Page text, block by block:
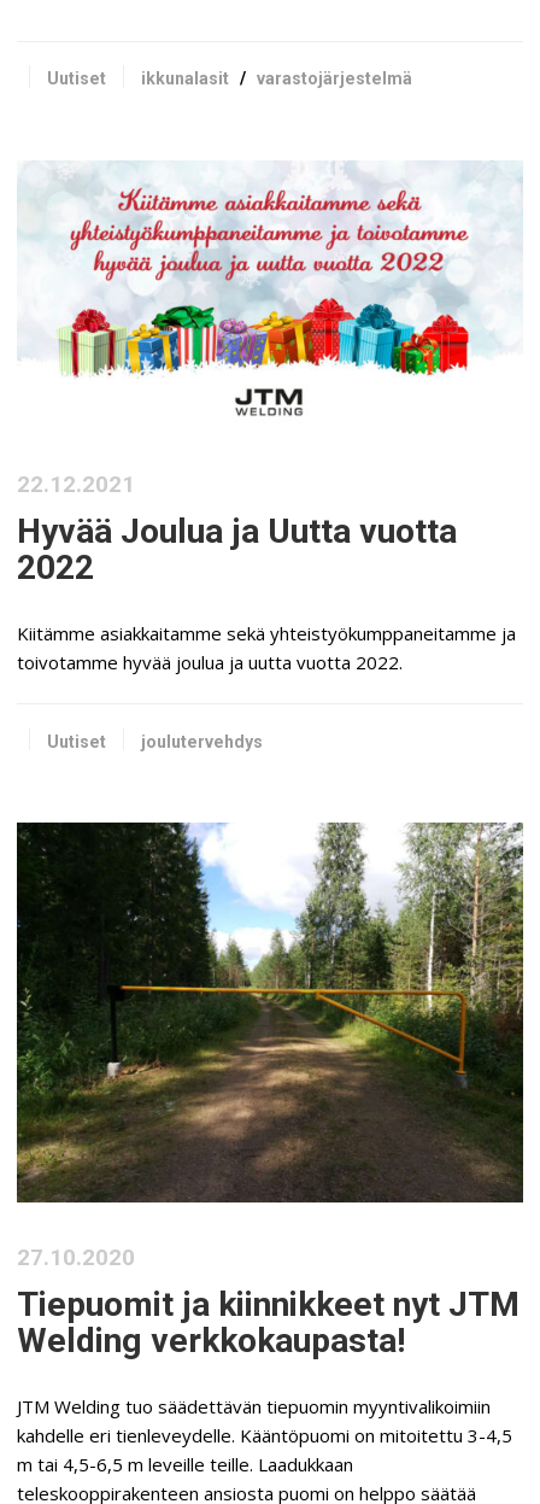
Uutiset ikkunalasit/ varastojärjestelmä
22.12.2021
Hyvää Joulua ja Uutta vuotta
2022
Kiitämme asiakkaitamme sekä yhteistyökumppaneitamme ja
toivotamme hyvää joulua ja uutta vuotta 2022.
Uutiset joulutervehdys
27.10.2020
Tiepuomit ja kiinnikkeet nyt JTM
Welding verkkokaupasta!
JTM Welding tuo säädettävän tiepuomin myyntivalikoimiin
kahdelle eri tienleveydelle. Kääntöpuomi on mitoitettu 3-4,5
m tai 4,5-6,5 m leveille teille. Laadukkaan
teleskooppirakenteen ansiosta puomi on helppo säätää